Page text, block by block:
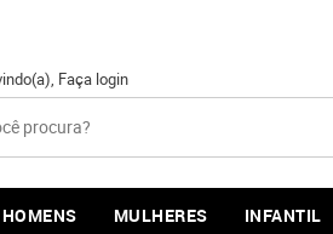
Faça login
HOMENS MULHERES INFANTIL